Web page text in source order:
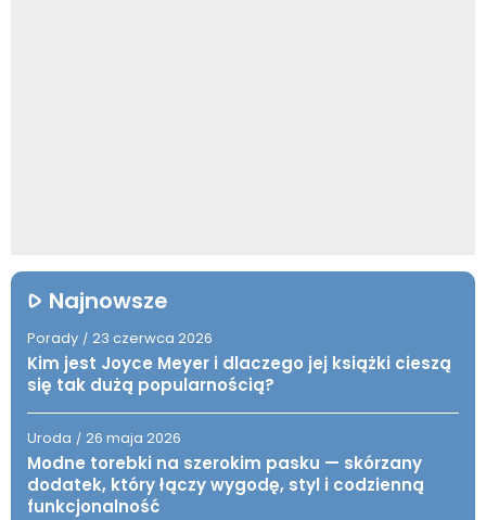
Najnowsze
Porady / 23 czerwca 2026
Kim jest Joyce Meyer i dlaczego jej książki cieszą
się tak dużą popularnością?
Uroda / 26 maja 2026
Modne torebki na szerokim pasku — skórzany
dodatek, który łączy wygodę, styl i codzienną
funkcjonalność